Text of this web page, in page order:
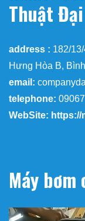
Thuật
address : 182/
Hưng Hòa B,
email:
telephone:
WebSite:
Máy bơm
Trình